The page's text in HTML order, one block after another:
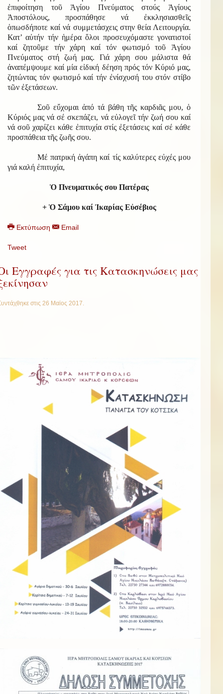
ἐπιφοίτηση τοῦ Ἁγίου Πνεύματος στούς Ἁγίους
Ἀποστόλους, προσπάθησε νά ἐκκλησιασθεῖς
ὁπωσδήποτε καί νά συμμετάσχεις στην θεία Λειτουργία.
Κατ’ αὐτήν τήν ἡμέρα ὅλοι προσευχόμαστε γονατιστοί
καί ζητοῦμε τήν χάρη καί τόν φωτισμό τοῦ Ἁγίου
Πνεύματος στή ζωή μας. Γιά χάρη σου μάλιστα θά
ἀναπέμψουμε καί μία εἰδική δέηση πρός τόν Κύριό μας,
ζητώντας τόν φωτισμό καί τήν ἐνίσχυσή του στόν στίβο
τῶν ἐξετάσεων.
Σοῦ εὔχομαι ἀπό τά βάθη τῆς καρδιᾶς μου, ὁ
Κύριός μας νά σέ σκεπάζει, νά εὐλογεῖ τήν ζωή σου καί
νά σοῦ χαρίζει κάθε ἐπιτυχία στίς ἐξετάσεις καί σέ κάθε
προσπάθεια τῆς ζωῆς σου.
Μέ πατρική ἀγάπη καί τίς καλύτερες εὐχές μου
γιά καλή ἐπιτυχία,
Ὁ Πνευματικός σου Πατέρας
+ Ὁ Σάμου καί Ἰκαρίας Εὐσέβιος
Εκτύπωση Email
Tweet
Εγγραφές για τις Κατασκηνώσεις μας
στις 26 Μαϊος 2017.